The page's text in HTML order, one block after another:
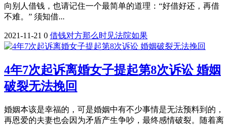
向别人借钱，也请记住一个最简单的道理：“好借好还，再借
不难。” 须知借...
2021-11-21 0 借钱对方那么时见法院如果
4年7次起诉离婚女子提起第8次诉讼 婚姻
破裂无法挽回
婚姻本该是幸福的，可是婚姻中有不少事情是无法预料到的，
再恩爱的夫妻也会因为矛盾产生争吵，最终感情破裂。随着离